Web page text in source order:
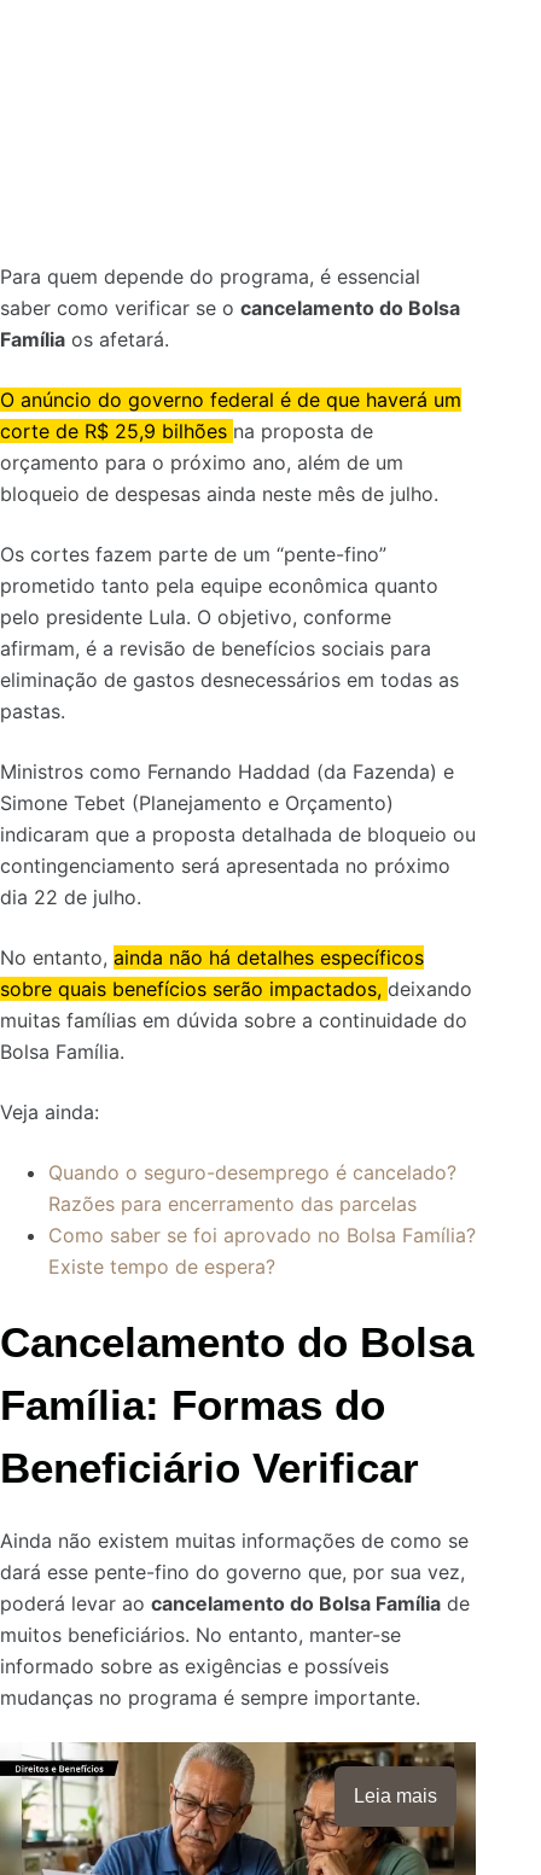
Para quem depende do programa, é essencial
saber como verificar se o cancelamento do Bolsa
Família os afetará.
O anúncio do governo federal é de que haverá um
corte de R$ 25,9 bilhões na proposta de
orçamento para o próximo ano, além de um
bloqueio de despesas ainda neste mês de julho.
Os cortes fazem parte de um “pente-fino”
prometido tanto pela equipe econômica quanto
pelo presidente Lula. O objetivo, conforme
afirmam, é a revisão de benefícios sociais para
eliminação de gastos desnecessários em todas as
pastas.
Ministros como Fernando Haddad (da Fazenda) e
Simone Tebet (Planejamento e Orçamento)
indicaram que a proposta detalhada de bloqueio ou
contingenciamento será apresentada no próximo
dia 22 de julho.
No entanto, ainda não há detalhes específicos
sobre quais benefícios serão impactados, deixando
muitas famílias em dúvida sobre a continuidade do
Bolsa Família.
Veja ainda:
Quando o seguro-desemprego é cancelado?
Razões para encerramento das parcelas
Como saber se foi aprovado no Bolsa Família?
Existe tempo de espera?
Cancelamento do Bolsa
Família: Formas do
Beneficiário Verificar
Ainda não existem muitas informações de como se
dará esse pente-fino do governo que, por sua vez,
poderá levar ao cancelamento do Bolsa Família de
muitos beneficiários. No entanto, manter-se
informado sobre as exigências e possíveis
mudanças no programa é sempre importante.
Leia mais